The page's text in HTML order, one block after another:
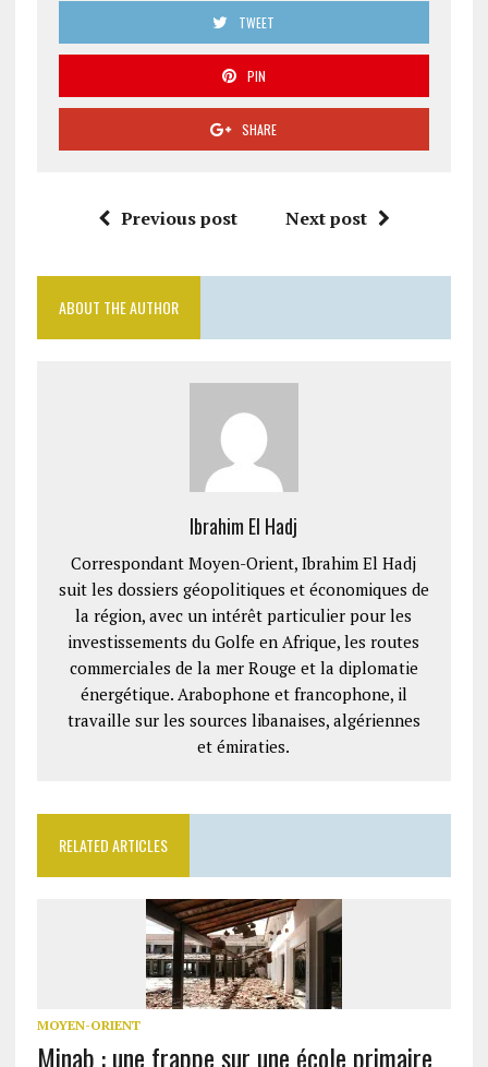
TWEET
PIN
SHARE
Previous post Next post
ABOUT THE AUTHOR
Ibrahim El Hadj
Correspondant Moyen-Orient, Ibrahim El Hadj
suit les dossiers géopolitiques et économiques de
la région, avec un intérêt particulier pour les
investissements du Golfe en Afrique, les routes
commerciales de la mer Rouge et la diplomatie
énergétique. Arabophone et francophone, il
travaille sur les sources libanaises, algériennes
et émiraties.
RELATED ARTICLES
MOYEN-ORIENT
Minab : une frappe sur une école primaire